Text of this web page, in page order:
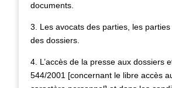
documents.
3. Les avocats des parties, les
des dossiers.
4. L’accès de la presse aux dossiers
544/2001 [concernant le libre accès